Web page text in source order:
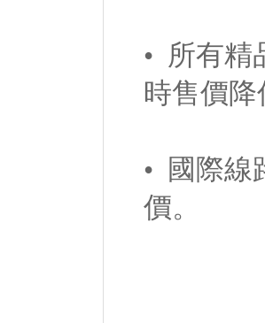
• 所有精
時售價降
• 國際線
價。